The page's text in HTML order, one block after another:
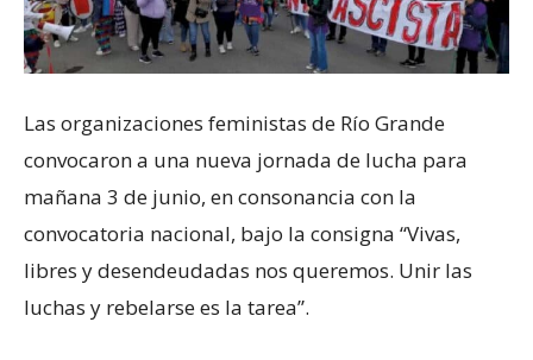
Las organizaciones feministas de Río Grande
convocaron a una nueva jornada de lucha para
mañana 3 de junio, en consonancia con la
convocatoria nacional, bajo la consigna “Vivas,
libres y desendeudadas nos queremos. Unir las
luchas y rebelarse es la tarea”.